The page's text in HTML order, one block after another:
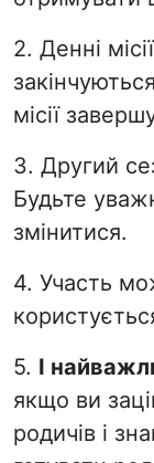
2. Денні
місії
3. Другий
Будьте
змінитися.
4. Участь
5. І
якщо ви
родичів і